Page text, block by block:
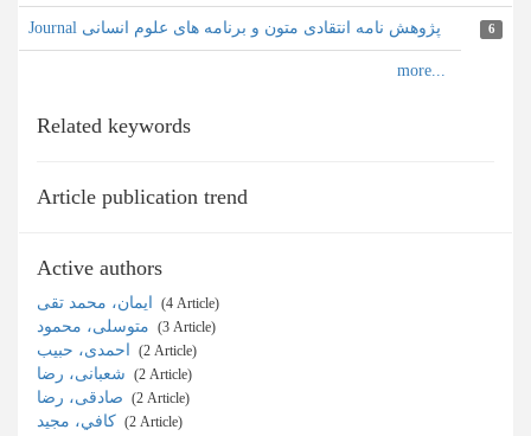
Journal پژوهش نامه انتقادی متون و برنامه های علوم انسانی 6
Related keywords
Article publication trend
Active authors
‎ (4 Article)
‎ (3 Article)
‎ (2 Article)
‎ (2 Article)
‎ (2 Article)
‎ (2 Article)